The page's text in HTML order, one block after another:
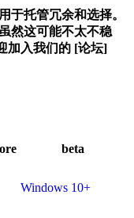
于托管冗余和选择。
然这可能不太不稳
加入我们的 [论坛]
beta
Windows 10+